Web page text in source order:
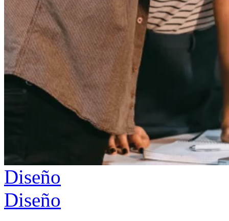
Diseño
Diseño